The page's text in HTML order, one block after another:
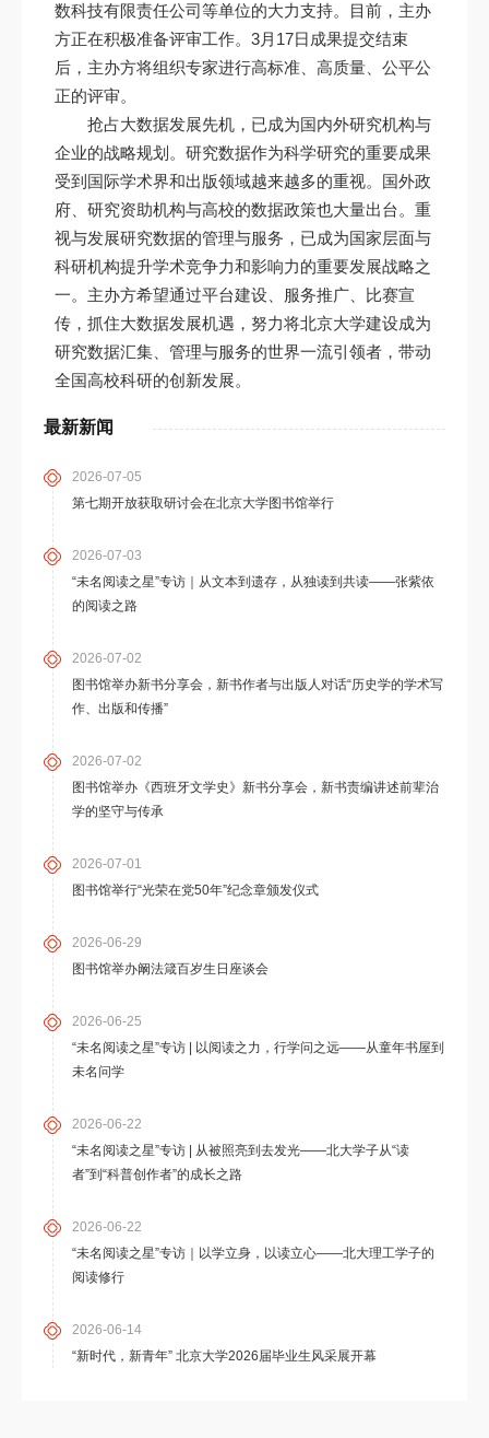
最新新闻
2026-07-05
第七期开放获取研讨会在北京大学图书馆举行
2026-07-03
“未名阅读之星”专访｜从文本到遗存，从独读到共读——张紫依
的阅读之路
2026-07-02
图书馆举办新书分享会，新书作者与出版人对话“历史学的学术写
作、出版和传播”
2026-07-02
图书馆举办《西班牙文学史》新书分享会，新书责编讲述前辈治
学的坚守与传承
2026-07-01
图书馆举行“光荣在党50年”纪念章颁发仪式
2026-06-29
图书馆举办阚法箴百岁生日座谈会
2026-06-25
“未名阅读之星”专访 | 以阅读之力，行学问之远——从童年书屋到
未名问学
2026-06-22
“未名阅读之星”专访 | 从被照亮到去发光——北大学子从“读
者”到“科普创作者”的成长之路
2026-06-22
“未名阅读之星”专访｜以学立身，以读立心——北大理工学子的
阅读修行
2026-06-14
“新时代，新青年” 北京大学2026届毕业生风采展开幕
数科技有限责任公司等单位的大力支持。目前，主办
方正在积极准备评审工作。3月17日成果提交结束
后，主办方将组织专家进行高标准、高质量、公平公
正的评审。
抢占大数据发展先机，已成为国内外研究机构与
企业的战略规划。研究数据作为科学研究的重要成果
受到国际学术界和出版领域越来越多的重视。国外政
府、研究资助机构与高校的数据政策也大量出台。重
视与发展研究数据的管理与服务，已成为国家层面与
科研机构提升学术竞争力和影响力的重要发展战略之
一。主办方希望通过平台建设、服务推广、比赛宣
传，抓住大数据发展机遇，努力将北京大学建设成为
研究数据汇集、管理与服务的世界一流引领者，带动
全国高校科研的创新发展。